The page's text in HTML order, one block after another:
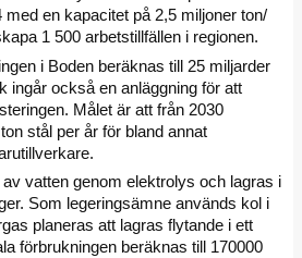
en kapacitet på 2,5 miljoner ton/
1 500 arbetstillfällen i regionen.
i Boden beräknas till 25 miljarder
ingår också en anläggning för att
Målet är att från 2030
stål per år för bland annat
vatten genom elektrolys och lagras i
Som legeringsämne används kol i
planeras att lagras flytande i ett
förbrukningen beräknas till 170000